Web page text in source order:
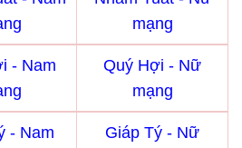
mạng
- Nam
Quý Hợi - Nữ
mạng
- Nam
Giáp Tý - Nữ